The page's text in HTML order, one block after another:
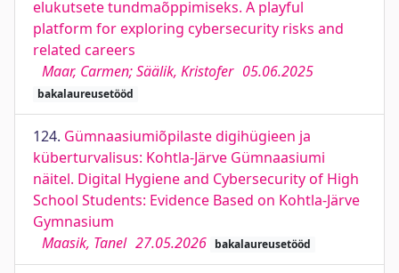
elukutsete tundmaõppimiseks. A playful
platform for exploring cybersecurity risks and
related careers
Maar, Carmen; Säälik, Kristofer 05.06.2025
bakalaureusetööd
124. Gümnaasiumiõpilaste digihügieen ja
küberturvalisus: Kohtla-Järve Gümnaasiumi
näitel. Digital Hygiene and Cybersecurity of High
School Students: Evidence Based on Kohtla-Järve
Gymnasium
Maasik, Tanel 27.05.2026 bakalaureusetööd